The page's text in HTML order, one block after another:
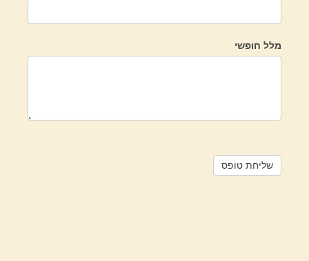
מלל חופשי